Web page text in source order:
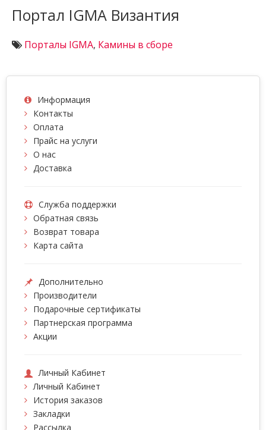
Портал IGMA Византия
Порталы IGMA, Камины в сборе
Информация
Контакты
Оплата
Прайс на услуги
О нас
Доставка
Служба поддержки
Обратная связь
Возврат товара
Карта сайта
Дополнительно
Производители
Подарочные сертификаты
Партнерская программа
Акции
Личный Кабинет
Личный Кабинет
История заказов
Закладки
Рассылка